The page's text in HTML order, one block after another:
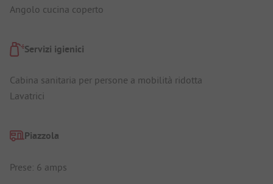
Angolo cucina coperto
Servizi igienici
Cabina sanitaria per persone a mobilità ridotta
Lavatrici
Piazzola
Prese: 6 amps